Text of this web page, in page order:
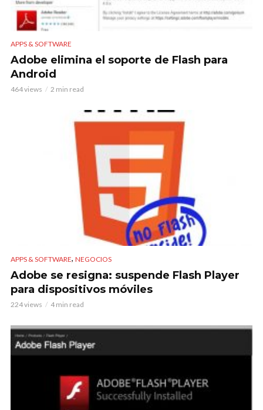
APPS & SOFTWARE
Adobe elimina el soporte de Flash para
Android
464 views 2 min read
APPS & SOFTWARE, NEGOCIOS
Adobe se resigna: suspende Flash Player
para dispositivos móviles
224 views 4 min read